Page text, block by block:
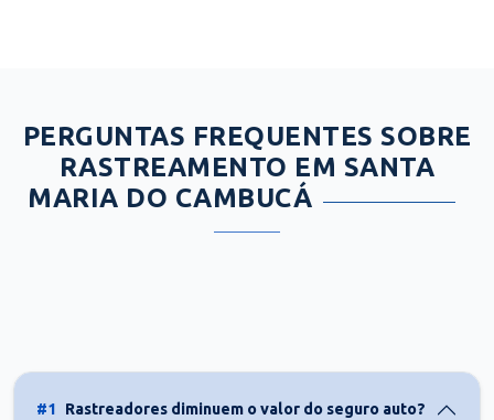
PERGUNTAS FREQUENTES SOBRE
RASTREAMENTO EM SANTA
MARIA DO CAMBUCÁ
#1 Rastreadores diminuem o valor do seguro auto?